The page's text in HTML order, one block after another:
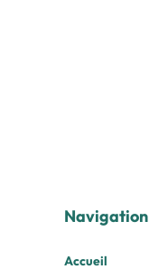
Navigation
Accueil